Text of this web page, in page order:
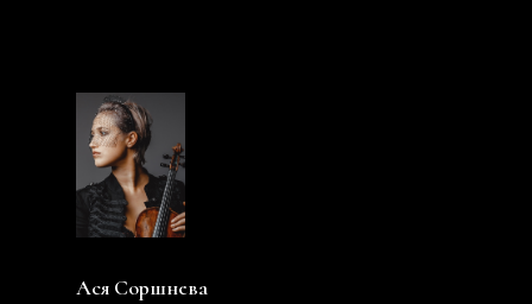
Ася Соршнева